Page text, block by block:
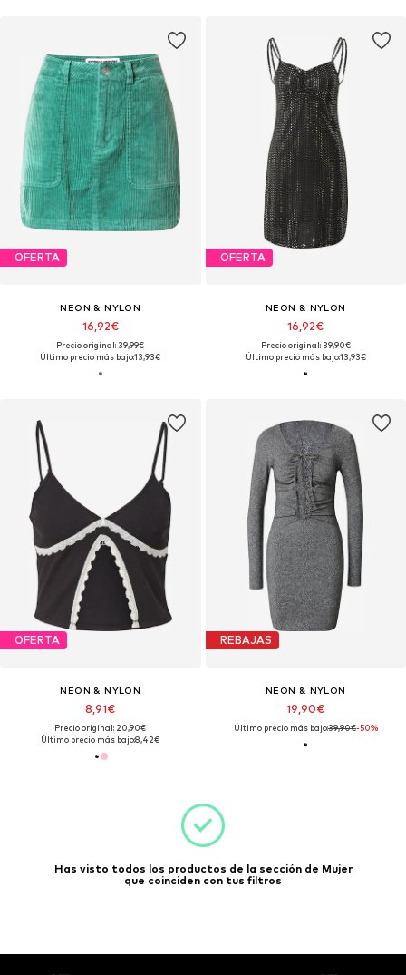
OFERTA
NEON & NYLON
16,92€
Precio original: 39,99€
Último precio más bajo:13,93€
OFERTA
NEON & NYLON
16,92€
Precio original: 39,90€
Último precio más bajo:13,93€
OFERTA
NEON & NYLON
8,91€
Precio original: 20,90€
Último precio más bajo:8,42€
REBAJAS
NEON & NYLON
19,90€
Último precio más bajo:39,90€-50%
Has visto todos los productos de la sección de Mujer
que coinciden con tus filtros